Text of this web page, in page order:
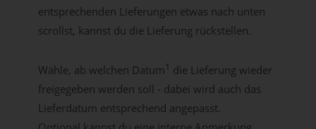
entsprechenden Lieferungen etwas nach unten
scrollst, kannst du die Lieferung rückstellen.
Wähle, ab welchen Datum1 die Lieferung wieder
freigegeben werden soll - dabei wird auch das
Lieferdatum entsprechend angepasst.